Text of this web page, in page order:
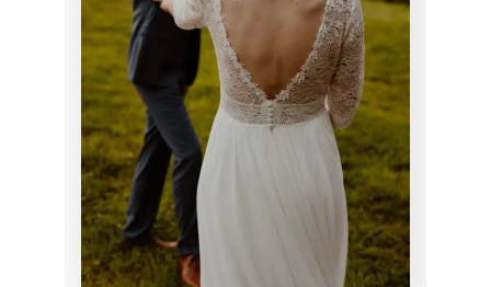
MARIAGE DE
CÉLINE
CHIGNON MARIAGE